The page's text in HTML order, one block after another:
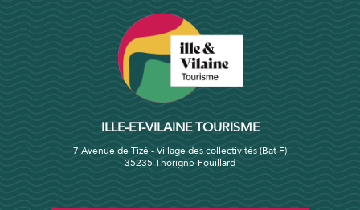
ILLE-ET-VILAINE TOURISME
7 Avenue de Tizé - Village des collectivités (Bat F)
35235 Thorigné-Fouillard